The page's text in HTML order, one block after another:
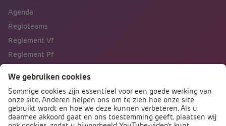
Agenda
Regioteams
Reglement Vf
Reglement Pf
Direct naar
Podcast PO praat